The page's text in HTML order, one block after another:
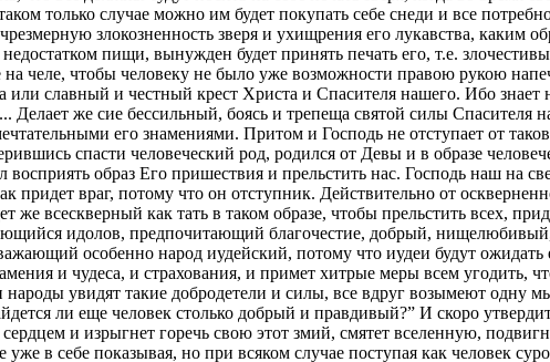
только случае можно им будет покупать себе снеди и все
злокозненность зверя и ухищрения его лукавства, каким
пищи, вынужден будет принять печать его, т.е.
челе, чтобы человеку не было уже возможности правою рукою
или славный и честный крест Христа и Спасителя нашего. Ибо знает
Делает же сие бессильный, боясь и трепеща святой силы Спасителя
его знамениями. Притом и Господь не отступает от
спасти человеческий род, родился от Девы и в образе
образ Его пришествия и прельстить нас. Господь наш на
придет враг, потому что он отступник. Действительно от
же всескверный как тать в таком образе, чтобы прельстить всех,
идолов, предпочитающий благочестие, добрый,
особенно народ иудейский, потому что иудеи будут
и чудеса, и страхования, и примет хитрые меры всем угодить,
народы увидят такие добродетели и силы, все вдруг возымеют одну
ли еще человек столько добрый и правдивый?” И скоро
и изрыгнет горечь свою этот змий, смятет вселенную,
уже в себе показывая, но при всяком случае поступая как человек